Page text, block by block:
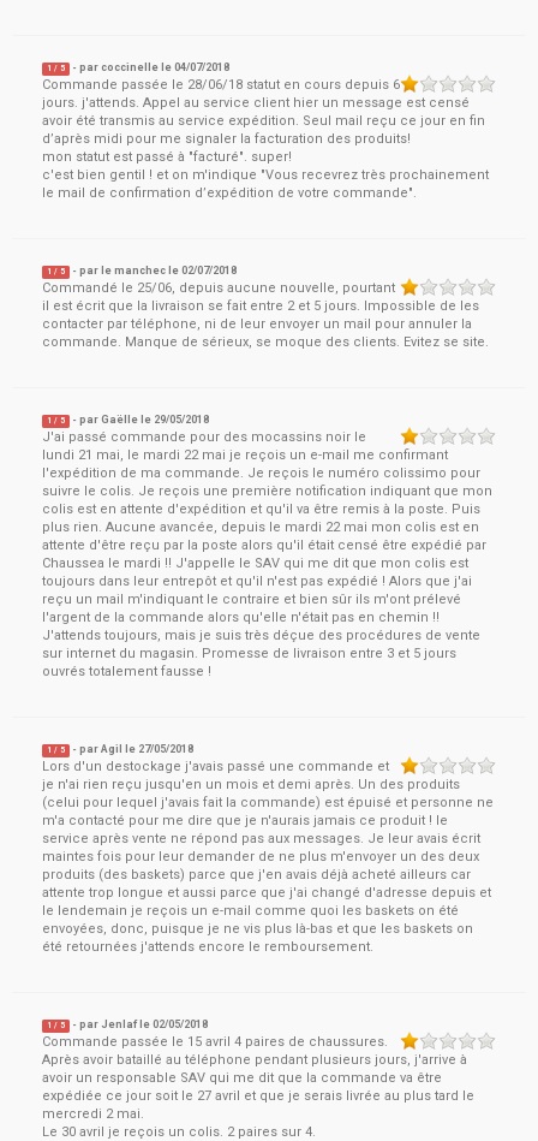
1 / 5 - parcoccinelle le04/07/2018
Commande passée le 28/06/18 statut en cours depuis 6
jours. j'attends. Appel au service client hier un message est censé
avoir été transmis au service expédition. Seul mail reçu ce jour en fin
d’après midi pour me signaler la facturation des produits!
mon statut est passé à "facturé". super!
c'est bien gentil ! et on m'indique "Vous recevrez très prochainement
le mail de confirmation d’expédition de votre commande".
1 / 5 - par le manchec le02/07/2018
Commandé le 25/06, depuis aucune nouvelle, pourtant
il est écrit que la livraison se fait entre 2 et 5 jours. Impossible de les
contacter par téléphone, ni de leur envoyer un mail pour annuler la
commande. Manque de sérieux, se moque des clients. Evitez se site.
1 / 5 - parGaëlle le 29/05/2018
J'ai passé commande pour des mocassins noir le
lundi 21 mai, le mardi 22 mai je reçois un e-mail me confirmant
l'expédition de ma commande. Je reçois le numéro colissimo pour
suivre le colis. Je reçois une première notification indiquant que mon
colis est en attente d'expédition et qu'il va être remis à la poste. Puis
plus rien. Aucune avancée, depuis le mardi 22 mai mon colis est en
attente d'être reçu par la poste alors qu'il était censé être expédié par
Chaussea le mardi !! J'appelle le SAV qui me dit que mon colis est
toujours dans leur entrepôt et qu'il n'est pas expédié ! Alors que j'ai
reçu un mail m'indiquant le contraire et bien sûr ils m'ont prélevé
l'argent de la commande alors qu'elle n'était pas en chemin !!
J'attends toujours, mais je suis très déçue des procédures de vente
sur internet du magasin. Promesse de livraison entre 3 et 5 jours
ouvrés totalement fausse !
1 / 5 - parAgil le 27/05/2018
Lors d'un destockage j'avais passé une commande et
je n'ai rien reçu jusqu'en un mois et demi après. Un des produits
(celui pour lequel j'avais fait la commande) est épuisé et personne ne
m'a contacté pour me dire que je n'aurais jamais ce produit ! le
service après vente ne répond pas aux messages. Je leur avais écrit
maintes fois pour leur demander de ne plus m'envoyer un des deux
produits (des baskets) parce que j'en avais déjà acheté ailleurs car
attente trop longue et aussi parce que j'ai changé d'adresse depuis et
le lendemain je reçois un e-mail comme quoi les baskets on été
envoyées, donc, puisque je ne vis plus là-bas et que les baskets on
été retournées j'attends encore le remboursement.
1 / 5 - par Jenlafle02/05/2018
Commande passée le 15 avril 4 paires de chaussures.
Après avoir bataillé au téléphone pendant plusieurs jours, j'arrive à
avoir un responsable SAV qui me dit que la commande va être
expédiée ce jour soit le 27 avril et que je serais livrée au plus tard le
mercredi 2 mai.
Le 30 avril je reçois un colis. 2 paires sur 4.